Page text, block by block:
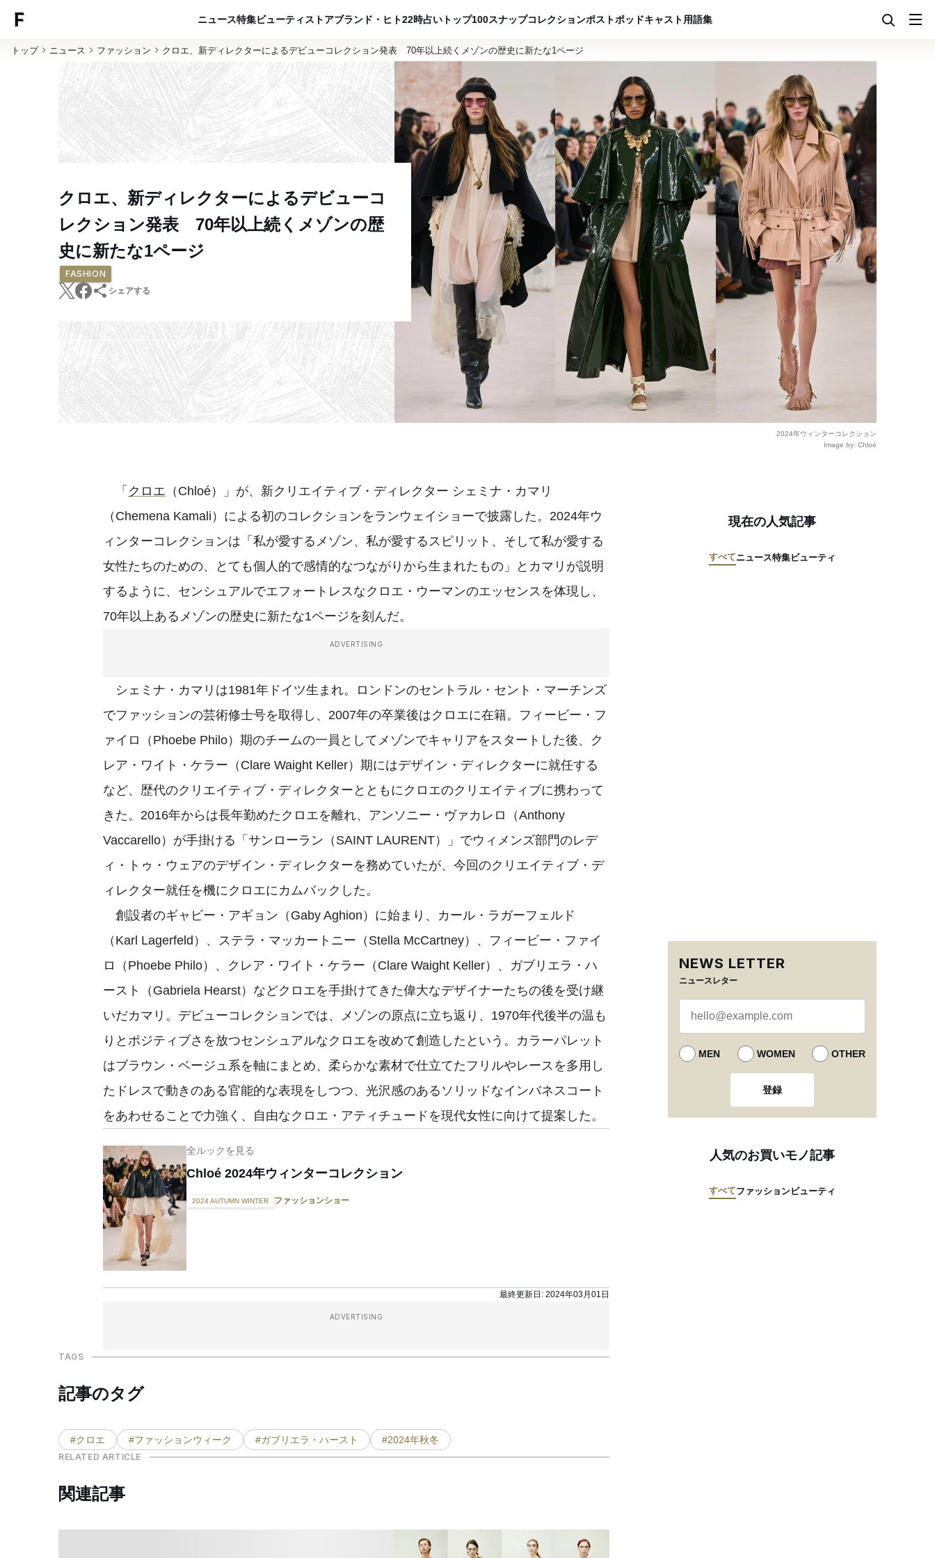
ニュース特集ビューティ ストアブランド・ヒト22時占い トップ100スナップコレクションポストポッドキャスト用語集
トップ ニュース ファッション クロエ、新ディレクターによるデビューコレクション発表 70年以上続くメゾンの歴史に新たな1ページ
クロエ、新ディレクターによるデビューコ
レクション発表 70年以上続くメゾンの歴
史に新たな1ページ
FASHION
シェアする
2024年ウィンターコレクション
Image by: Chloé
「 クロエ （Chloé）」が、新クリエイティブ・ディレクター シェミナ・カマリ
（Chemena Kamali）による初のコレクションをランウェイショーで披露した。2024年ウ
ィンターコレクションは「私が愛するメゾン、私が愛するスピリット、そして私が愛する
女性たちのための、とても個人的で感情的なつながりから生まれたもの」とカマリが説明
するように、センシュアルでエフォートレスなクロエ・ウーマンのエッセンスを体現し、
70年以上あるメゾンの歴史に新たな1ページを刻んだ。
ADVERTISING
シェミナ・カマリは1981年ドイツ生まれ。ロンドンのセントラル・セント・マーチンズ
でファッションの芸術修士号を取得し、2007年の卒業後はクロエに在籍。フィービー・フ
ァイロ（Phoebe Philo）期のチームの一員としてメゾンでキャリアをスタートした後、ク
レア・ワイト・ケラー（Clare Waight Keller）期にはデザイン・ディレクターに就任する
など、歴代のクリエイティブ・ディレクターとともにクロエのクリエイティブに携わって
きた。2016年からは長年勤めたクロエを離れ、アンソニー・ヴァカレロ（Anthony
Vaccarello）が手掛ける「サンローラン（SAINT LAURENT）」でウィメンズ部門のレデ
ィ・トゥ・ウェアのデザイン・ディレクターを務めていたが、今回のクリエイティブ・デ
ィレクター就任を機にクロエにカムバックした。
創設者のギャビー・アギョン（Gaby Aghion）に始まり、カール・ラガーフェルド
（Karl Lagerfeld）、ステラ・マッカートニー（Stella McCartney）、フィービー・ファイ
ロ（Phoebe Philo）、クレア・ワイト・ケラー（Clare Waight Keller）、ガブリエラ・ハ
ースト（Gabriela Hearst）などクロエを手掛けてきた偉大なデザイナーたちの後を受け継
いだカマリ。デビューコレクションでは、メゾンの原点に立ち返り、1970年代後半の温も
りとポジティブさを放つセンシュアルなクロエを改めて創造したという。カラーパレット
はブラウン・ベージュ系を軸にまとめ、柔らかな素材で仕立てたフリルやレースを多用し
たドレスで動きのある官能的な表現をしつつ、光沢感のあるソリッドなインバネスコート
をあわせることで力強く、自由なクロエ・アティチュードを現代女性に向けて提案した。
全ルックを見る
Chloé 2024年ウィンターコレクション
2024 AUTUMN WINTER ファッションショー
最終更新日: 2024年03月01日
ADVERTISING
TAGS
記事のタグ
#クロエ #ファッションウィーク #ガブリエラ・ハースト #2024年秋冬
RELATED ARTICLE
関連記事
現在の人気記事
すべてニュース特集ビューティ
NEWS LETTER
ニュースレター
MEN WOMEN OTHER
登録
人気のお買いモノ記事
すべてファッションビューティ